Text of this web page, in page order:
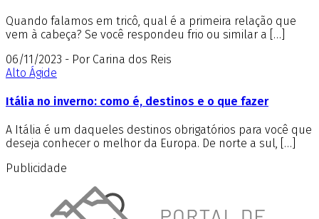
Quando falamos em tricô, qual é a primeira relação que
vem à cabeça? Se você respondeu frio ou similar a […]
06/11/2023 - Por Carina dos Reis
Alto Ágide
Itália no inverno: como é, destinos e o que fazer
A Itália é um daqueles destinos obrigatórios para você que
deseja conhecer o melhor da Europa. De norte a sul, […]
Publicidade